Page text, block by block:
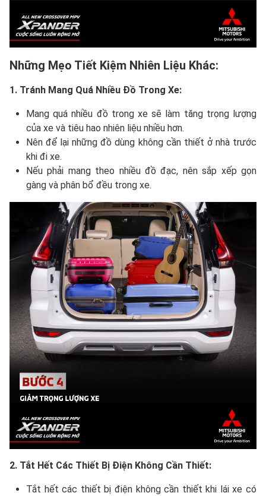
Những Mẹo Tiết Kiệm Nhiên Liệu Khác:
1. Tránh Mang Quá Nhiều Đồ Trong Xe:
Mang quá nhiều đồ trong xe sẽ làm tăng trọng lượng
của xe và tiêu hao nhiên liệu nhiều hơn.
Nên để lại những đồ dùng không cần thiết ở nhà trước
khi đi xe.
Nếu phải mang theo nhiều đồ đạc, nên sắp xếp gọn
gàng và phân bổ đều trong xe.
2. Tắt Hết Các Thiết Bị Điện Không Cần Thiết:
Tắt hết các thiết bị điện không cần thiết khi lái xe có